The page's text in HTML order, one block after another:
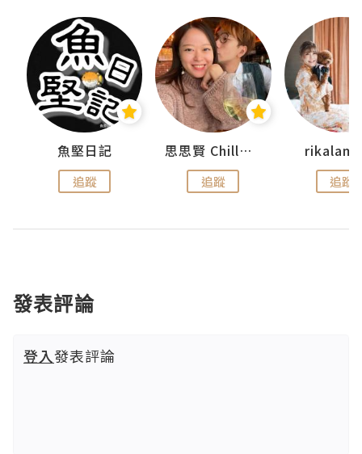
魚堅日記
追蹤
思思賢 ChillMyBabe
追蹤 追蹤
發表評論
登入發表評論